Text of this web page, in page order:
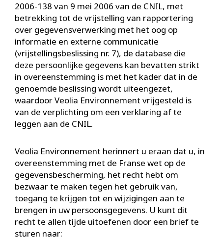
2006-138 van 9 mei 2006 van de CNIL, met
betrekking tot de vrijstelling van rapportering
over gegevensverwerking met het oog op
informatie en externe communicatie
(vrijstellingsbeslissing nr. 7), de database die
deze persoonlijke gegevens kan bevatten strikt
in overeenstemming is met het kader dat in de
genoemde beslissing wordt uiteengezet,
waardoor Veolia Environnement vrijgesteld is
van de verplichting om een verklaring af te
leggen aan de CNIL.
Veolia Environnement herinnert u eraan dat u, in
overeenstemming met de Franse wet op de
gegevensbescherming, het recht hebt om
bezwaar te maken tegen het gebruik van,
toegang te krijgen tot en wijzigingen aan te
brengen in uw persoonsgegevens. U kunt dit
recht te allen tijde uitoefenen door een brief te
sturen naar: